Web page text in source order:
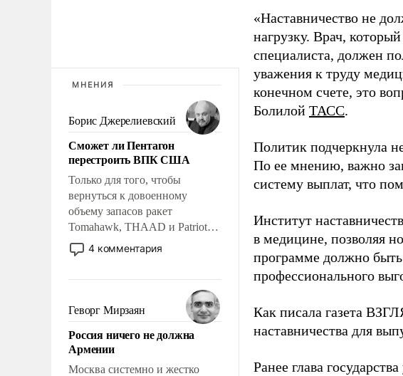
МНЕНИЯ
Борис Джерелиевский
Сможет ли Пентагон
перестроить ВПК США
Только для того, чтобы
вернуться к довоенному
объему запасов ракет
Tomahawk, THAAD и Patriot
США потребуется более трех
лет. Даже небольшая война с
Сложившаяся ситуация
означает многолетний период
уязвимости США, например,
перед Китаем.
4 комментария
Геворг Мирзаян
Россия ничего не должна
Армении
Москва системно и жестко
«Наставничество не
нагрузку. Врач,
специалиста, должен
уважения к труду
конечном счете, это
Болилой ТАСС.
Политик подчеркнула
По ее мнению, важно
систему выплат, что
Институт
в медицине, позволяя
программе должно
профессионального
Как писала газета
наставничества для
Ранее глава государства